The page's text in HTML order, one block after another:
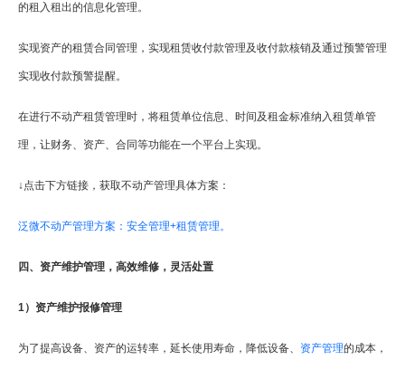
的租入租出的信息化管理。
实现资产的租赁合同管理，实现租赁收付款管理及收付款核销及通过预警管理
实现收付款预警提醒。
在进行不动产租赁管理时，将租赁单位信息、时间及租金标准纳入租赁单管
理，让财务、资产、合同等功能在一个平台上实现。
↓点击下方链接，获取不动产管理具体方案：
泛微不动产管理方案：安全管理+租赁管理。
四、资产维护管理，高效维修，灵活处置
1）资产维护报修管理
为了提高设备、资产的运转率，延长使用寿命，降低设备、 资产管理的成本，